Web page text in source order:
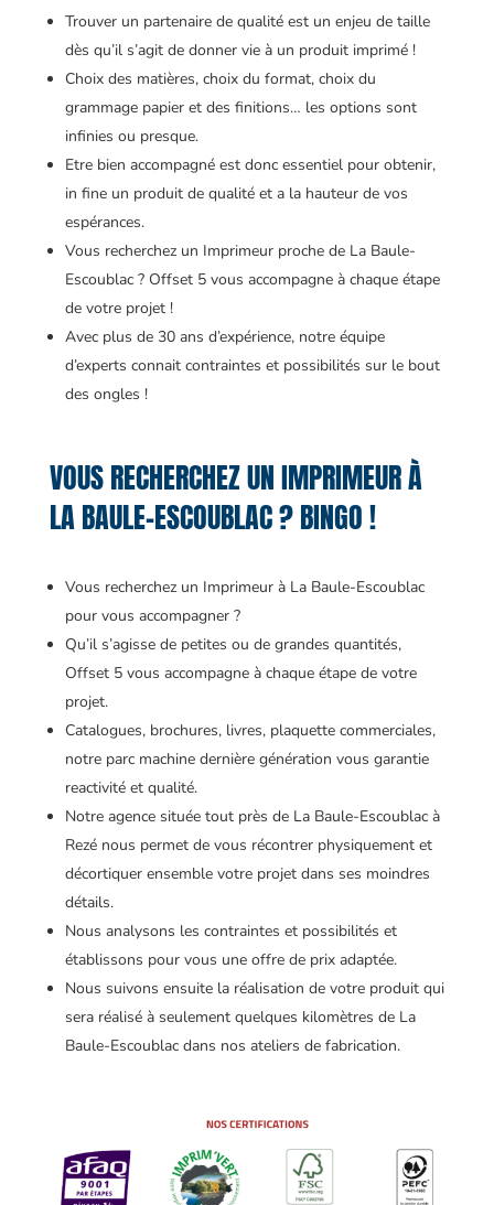
Trouver un partenaire de qualité est un enjeu de taille
dès qu’il s’agit de donner vie à un produit imprimé !
Choix des matières, choix du format, choix du
grammage papier et des finitions… les options sont
infinies ou presque.
Etre bien accompagné est donc essentiel pour obtenir,
in fine un produit de qualité et a la hauteur de vos
espérances.
Vous recherchez un Imprimeur proche de La Baule-
Escoublac ? Offset 5 vous accompagne à chaque étape
de votre projet !
Avec plus de 30 ans d’expérience, notre équipe
d’experts connait contraintes et possibilités sur le bout
des ongles !
VOUS RECHERCHEZ UN IMPRIMEUR À
LA BAULE-ESCOUBLAC ? BINGO !
Vous recherchez un Imprimeur à La Baule-Escoublac
pour vous accompagner ?
Qu’il s’agisse de petites ou de grandes quantités,
Offset 5 vous accompagne à chaque étape de votre
projet.
Catalogues, brochures, livres, plaquette commerciales,
notre parc machine dernière génération vous garantie
reactivité et qualité.
Notre agence située tout près de La Baule-Escoublac à
Rezé nous permet de vous récontrer physiquement et
décortiquer ensemble votre projet dans ses moindres
détails.
Nous analysons les contraintes et possibilités et
établissons pour vous une offre de prix adaptée.
Nous suivons ensuite la réalisation de votre produit qui
sera réalisé à seulement quelques kilomètres de La
Baule-Escoublac dans nos ateliers de fabrication.